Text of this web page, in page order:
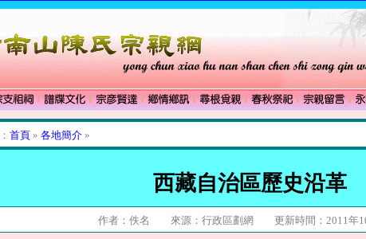
首頁 » 各地簡介 »
西藏自治區歷史沿革
作者：佚名 來源：行政區劃網 更新時間：2011年10